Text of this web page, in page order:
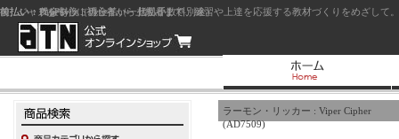
ジャズを中心に初心者から上級者まで、練習や上達を応援する教材づくりをめざし
ラーモン・リッカー : Viper Cipher
(AD7509)
前払い：クレジットカード（一括払い）
後払い：代金引換（現金払い・代引手数料別途）
前払い：PayPay